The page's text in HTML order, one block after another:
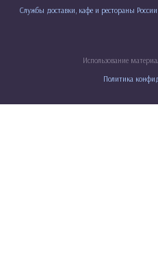
Службы доставки, кафе и рестораны России
Использование
Политика